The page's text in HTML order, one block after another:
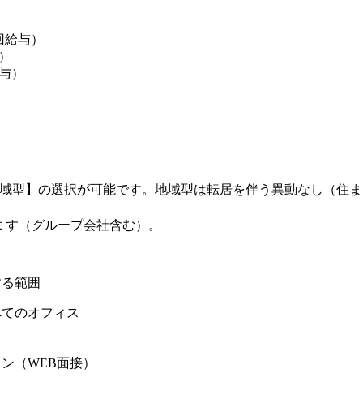
与）
）
型】の選択が可能です。地域型は転居を伴う異動なし（住ま
（グループ会社含む）。
範囲
のオフィス
（WEB面接）